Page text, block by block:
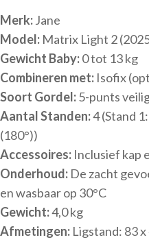
Merk:Jane
Model: Matrix Light 2
Gewicht Baby:0 tot 13 kg
Combineren met: Isofix
Soort Gordel:5-punts
Aantal Standen:4 (Stand
(180°))
Accessoires: Inclusief kap
Onderhoud: De zacht
en wasbaar op 30°C
Gewicht:4,0 kg
Afmetingen: Ligstand: 83